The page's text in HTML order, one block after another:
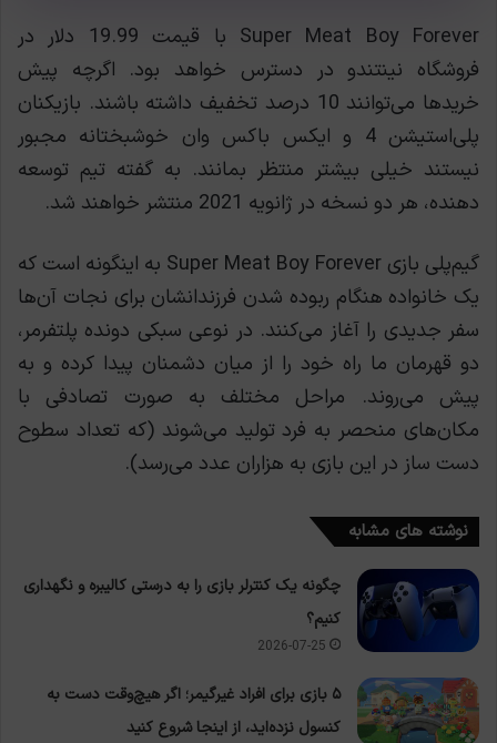
Super Meat Boy Forever با قیمت 19.99 دلار در
فروشگاه نینتندو در دسترس خواهد بود. اگرچه پیش
خریدها می‌توانند 10 درصد تخفیف داشته باشند. بازیکنان
پلی‌استیشن 4 و ایکس‌ باکس وان خوشبختانه مجبور
نیستند خیلی بیشتر منتظر بمانند. به گفته تیم توسعه
دهنده، هر دو نسخه در ژانویه 2021 منتشر خواهند شد.
گیم‌پلی بازی Super Meat Boy Forever به اینگونه است که
یک خانواده هنگام ربوده شدن فرزندانشان برای نجات آن‌ها
سفر جدیدی را آغاز می‌کنند. در نوعی سبکی دونده پلتفرمر،
دو قهرمان ما راه خود را از میان دشمنان پیدا کرده و به
پیش می‌روند. مراحل مختلف به صورت تصادفی با
مکان‌های منحصر به فرد تولید می‌شوند (که تعداد سطوح
دست ساز در این بازی به هزاران عدد می‌رسد).
نوشته های مشابه
چگونه یک کنترلر بازی را به درستی کالیبره و نگهداری
کنیم؟
2026-07-25
۵ بازی برای افراد غیرگیمر؛ اگر هیچ‌وقت دست به
کنسول نزده‌اید، از اینجا شروع کنید